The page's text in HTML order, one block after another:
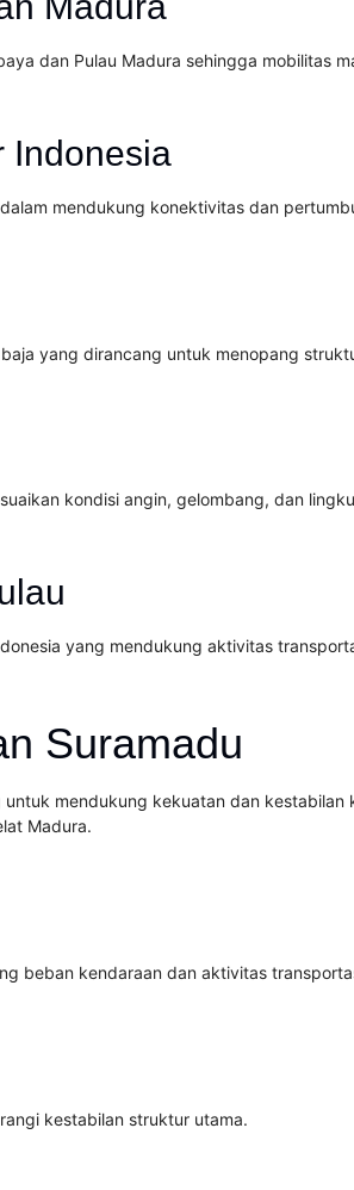
dan Pulau Madura sehingga mobilitas
Indonesia
mendukung konektivitas dan
yang dirancang untuk menopang
kondisi angin, gelombang, dan
yang mendukung aktivitas
Suramadu
mendukung kekuatan dan
Madura.
beban kendaraan dan aktivitas
kestabilan struktur utama.